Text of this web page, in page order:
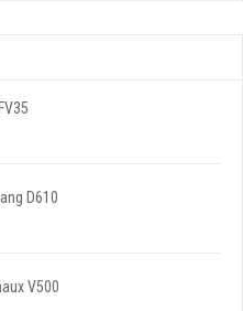
D610
V500